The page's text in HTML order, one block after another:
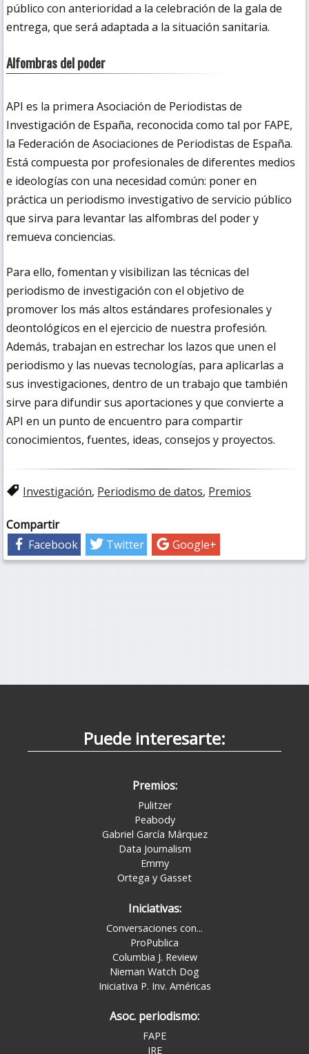
público con anterioridad a la celebración de la gala de
entrega, que será adaptada a la situación sanitaria.
Alfombras del poder
API es la primera Asociación de Periodistas de
Investigación de España, reconocida como tal por FAPE,
la Federación de Asociaciones de Periodistas de España.
Está compuesta por profesionales de diferentes medios
e ideologías con una necesidad común: poner en
práctica un periodismo investigativo de servicio público
que sirva para levantar las alfombras del poder y
remueva conciencias.
Para ello, fomentan y visibilizan las técnicas del
periodismo de investigación con el objetivo de
promover los más altos estándares profesionales y
deontológicos en el ejercicio de nuestra profesión.
Además, trabajan en estrechar los lazos que unen el
periodismo y las nuevas tecnologías, para aplicarlas a
sus investigaciones, dentro de un trabajo que también
sirve para difundir sus aportaciones y que convierte a
API en un punto de encuentro para compartir
conocimientos, fuentes, ideas, consejos y proyectos.
Investigación, Periodismo de datos, Premios
Compartir
Facebook
Twitter Google+
Puede interesarte:
Premios:
Pulitzer
Peabody
Gabriel García Márquez
Data Journalism
Emmy
Ortega y Gasset
Iniciativas:
Conversaciones con...
ProPublica
Columbia J. Review
Nieman Watch Dog
Iniciativa P. Inv. Américas
Asoc. periodismo:
FAPE
IRE